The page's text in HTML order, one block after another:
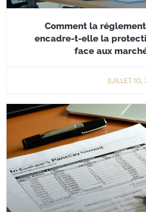
Comment la
encadre-t-elle la
face aux
JUILLET 10,